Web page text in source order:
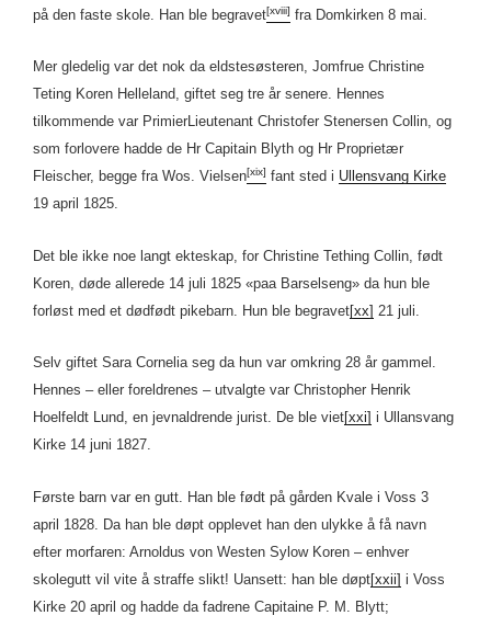
på den faste skole. Han ble begravet[xviii] fra Domkirken 8 mai.
Mer gledelig var det nok da eldstesøsteren, Jomfrue Christine
Teting Koren Helleland, giftet seg tre år senere. Hennes
tilkommende var PrimierLieutenant Christofer Stenersen Collin, og
som forlovere hadde de Hr Capitain Blyth og Hr Proprietær
Fleischer, begge fra Wos. Vielsen[xix] fant sted i Ullensvang Kirke
19 april 1825.
Det ble ikke noe langt ekteskap, for Christine Tething Collin, født
Koren, døde allerede 14 juli 1825 «paa Barselseng» da hun ble
forløst med et dødfødt pikebarn. Hun ble begravet[xx] 21 juli.
Selv giftet Sara Cornelia seg da hun var omkring 28 år gammel.
Hennes – eller foreldrenes – utvalgte var Christopher Henrik
Hoelfeldt Lund, en jevnaldrende jurist. De ble viet[xxi] i Ullansvang
Kirke 14 juni 1827.
Første barn var en gutt. Han ble født på gården Kvale i Voss 3
april 1828. Da han ble døpt opplevet han den ulykke å få navn
efter morfaren: Arnoldus von Westen Sylow Koren – enhver
skolegutt vil vite å straffe slikt! Uansett: han ble døpt[xxii] i Voss
Kirke 20 april og hadde da fadrene Capitaine P. M. Blytt;